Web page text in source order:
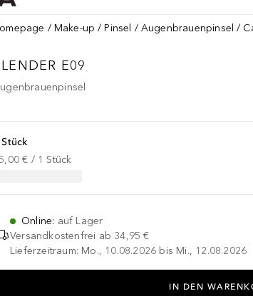
Make-up Pinsel Augenbrauenpinsel
E09
Stück
€ / 1 Stück
Online: auf Lager
Versandkostenfrei ab 34,95 €
Lieferzeitraum: Mo., 10.08.2026 bis Mi., 12.08.2026
IN DEN